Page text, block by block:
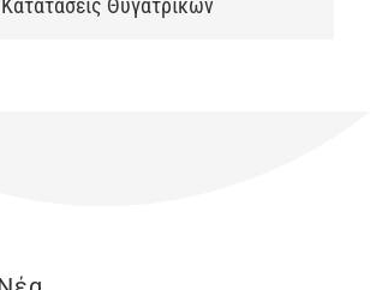
Θυγατρικών